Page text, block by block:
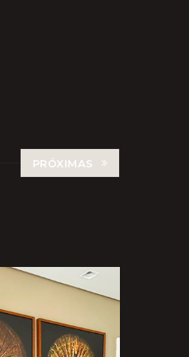
PRÓXIMAS